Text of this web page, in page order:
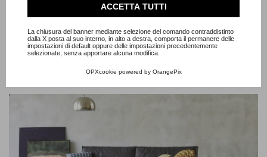
Consulta l'informativa cookie completa.
ACCETTA TUTTI
La chiusura del banner mediante selezione del comando contraddistinto
dalla X posta al suo interno, in alto a destra, comporta il permanere delle
impostazioni di default oppure delle impostazioni precedentemente
selezionate, senza apportare alcuna modifica.
OPXcookie powered by OrangePix
DIVANI LETTO